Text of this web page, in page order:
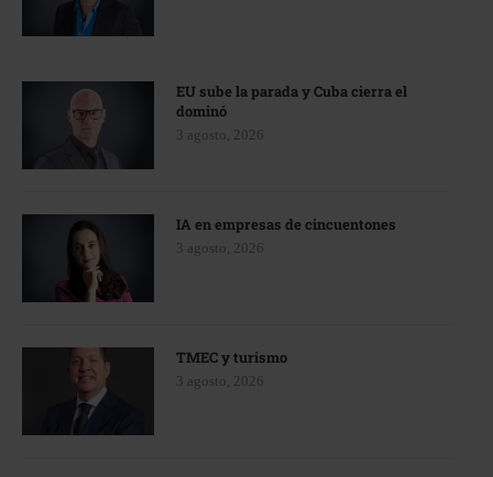
EU sube la parada y Cuba cierra el
dominó
3 agosto, 2026
IA en empresas de cincuentones
3 agosto, 2026
TMEC y turismo
3 agosto, 2026